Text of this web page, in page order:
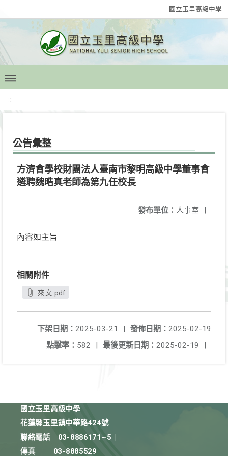
國立玉里高級中學
:::
公告彙整
方濟會學校財團法人臺南市黎明高級中學董事會
遴聘魏晧真老師為第九任校長
發布單位： 人事室 |
內容如主旨
相關附件
來文.pdf
發佈日期： 2025-02-19
下架日期： 2025-03-21
|
最後更新日期： 2025-02-19 |
點擊率： 582 |
國立玉里高級中學
花蓮縣玉里鎮中華路424號
聯絡電話
03-8886171~5
傳真
03-8885529